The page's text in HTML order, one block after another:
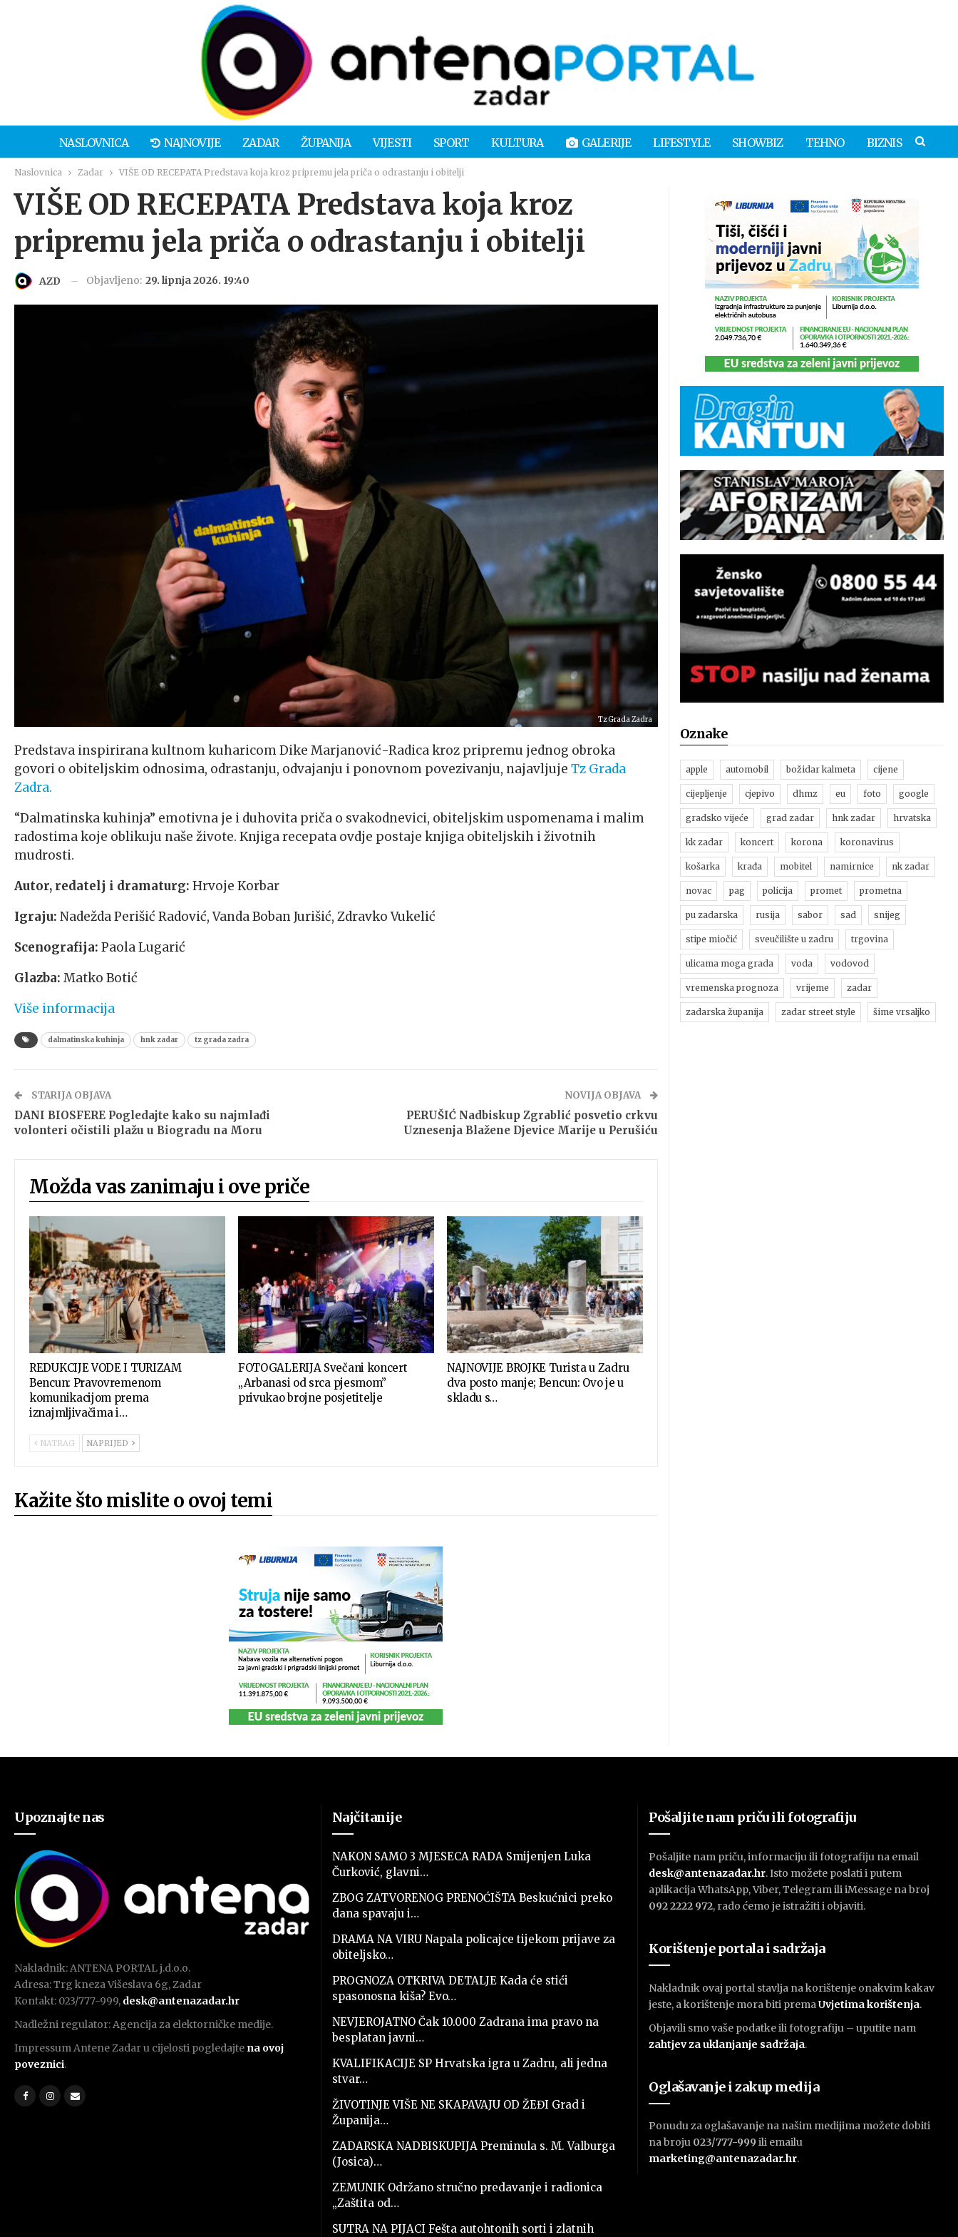
NASLOVNICA NAJNOVIJE ZADAR ŽUPANIJA VIJESTI SPORT KULTURA GALERIJE LIFESTYLE SHOWBIZ TEHNO BIZNIS
Naslovnica Zadar VIŠE OD RECEPATA Predstava koja kroz pripremu jela priča o odrastanju i obitelji
VIŠE OD RECEPATA Predstava koja kroz
pripremu jela priča o odrastanju i obitelji
AZD Objavljeno: 29. lipnja 2026. 19:40
Tz Grada Zadra
Predstava inspirirana kultnom kuharicom Dike Marjanović-Radica kroz pripremu jednog obroka
govori o obiteljskim odnosima, odrastanju, odvajanju i ponovnom povezivanju, najavljuje Tz Grada
Zadra.
“Dalmatinska kuhinja” emotivna je i duhovita priča o svakodnevici, obiteljskim uspomenama i malim
radostima koje oblikuju naše živote. Knjiga recepata ovdje postaje knjiga obiteljskih i životnih
mudrosti.
Autor, redatelj i dramaturg: Hrvoje Korbar
Igraju: Nadežda Perišić Radović, Vanda Boban Jurišić, Zdravko Vukelić
Scenografija: Paola Lugarić
Glazba: Matko Botić
Više informacija
dalmatinska kuhinja hnk zadar tz grada zadra
STARIJA OBJAVA
DANI BIOSFERE Pogledajte kako su najmlađi
volonteri očistili plažu u Biogradu na Moru
NOVIJA OBJAVA
PERUŠIĆ Nadbiskup Zgrablić posvetio crkvu
Uznesenja Blažene Djevice Marije u Perušiću
Možda vas zanimaju i ove priče
REDUKCIJE VODE I TURIZAM
Bencun: Pravovremenom
komunikacijom prema
iznajmljivačima i…
FOTOGALERIJA Svečani koncert
„Arbanasi od srca pjesmom”
privukao brojne posjetitelje
NAJNOVIJE BROJKE Turista u Zadru
dva posto manje; Bencun: Ovo je u
skladu s…
NATRAG NAPRIJED
Kažite što mislite o ovoj temi
Oznake
apple automobil božidar kalmeta cijene
cijepljenje cjepivo dhmz eu foto google
gradsko vijeće grad zadar hnk zadar hrvatska
kk zadar koncert korona koronavirus
košarka krađa mobitel namirnice nk zadar
novac pag policija promet prometna
pu zadarska rusija sabor sad snijeg
stipe miočić sveučilište u zadru trgovina
ulicama moga grada voda vodovod
vremenska prognoza vrijeme zadar
zadarska županija zadar street style šime vrsaljko
Upoznajte nas
Nakladnik: ANTENA PORTAL j.d.o.o.
Adresa: Trg kneza Višeslava 6g, Zadar
Kontakt: 023/777-999, desk@antenazadar.hr
Nadležni regulator: Agencija za elektorničke medije.
Impressum Antene Zadar u cijelosti pogledajte na ovoj
poveznici.
Najčitanije
NAKON SAMO 3 MJESECA RADA Smijenjen Luka
Čurković, glavni…
ZBOG ZATVORENOG PRENOĆIŠTA Beskućnici preko
dana spavaju i…
DRAMA NA VIRU Napala policajce tijekom prijave za
obiteljsko…
PROGNOZA OTKRIVA DETALJE Kada će stići
spasonosna kiša? Evo…
NEVJEROJATNO Čak 10.000 Zadrana ima pravo na
besplatan javni…
KVALIFIKACIJE SP Hrvatska igra u Zadru, ali jedna
stvar…
ŽIVOTINJE VIŠE NE SKAPAVAJU OD ŽEĐI Grad i
Županija…
ZADARSKA NADBISKUPIJA Preminula s. M. Valburga
(Josica)…
ZEMUNIK Održano stručno predavanje i radionica
„Zaštita od…
SUTRA NA PIJACI Fešta autohtonih sorti i zlatnih
Pošaljite nam priču ili fotografiju
Pošaljite nam priču, informaciju ili fotografiju na email
desk@antenazadar.hr. Isto možete poslati i putem
aplikacija WhatsApp, Viber, Telegram ili iMessage na broj
092 2222 972, rado ćemo je istražiti i objaviti.
Korištenje portala i sadržaja
Nakladnik ovaj portal stavlja na korištenje onakvim kakav
jeste, a korištenje mora biti premaUvjetima korištenja.
Objavili smo vaše podatke ili fotografiju – uputite nam
zahtjev za uklanjanje sadržaja.
Oglašavanje i zakup medija
Ponudu za oglašavanje na našim medijima možete dobiti
na broju 023/777-999 ili emailu
marketing@antenazadar.hr.